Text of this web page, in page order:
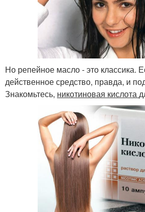
Но репейное масло - это классика.
действенное средство, правда, и
Знакомьтесь, никотиновая кислота